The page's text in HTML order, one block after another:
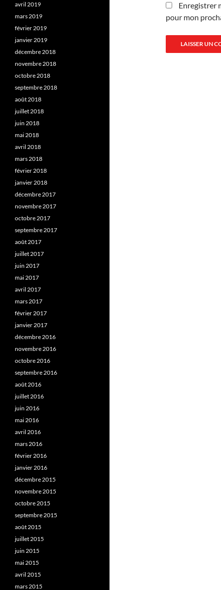
Enregistrer
pour mon
avril 2019
mars 2019
février 2019
janvier 2019
décembre 2018
novembre 2018
octobre 2018
septembre 2018
août 2018
juillet 2018
juin 2018
mai 2018
avril 2018
mars 2018
février 2018
janvier 2018
décembre 2017
novembre 2017
octobre 2017
septembre 2017
août 2017
juillet 2017
juin 2017
mai 2017
avril 2017
mars 2017
février 2017
janvier 2017
décembre 2016
novembre 2016
octobre 2016
septembre 2016
août 2016
juillet 2016
juin 2016
mai 2016
avril 2016
mars 2016
février 2016
janvier 2016
décembre 2015
novembre 2015
octobre 2015
septembre 2015
août 2015
juillet 2015
juin 2015
mai 2015
avril 2015
mars 2015